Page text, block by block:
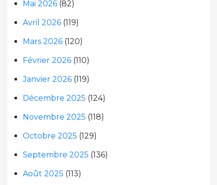
Mai 2026 (82)
Avril 2026 (119)
Mars 2026 (120)
Février 2026 (110)
Janvier 2026 (119)
Décembre 2025 (124)
Novembre 2025 (118)
Octobre 2025 (129)
Septembre 2025 (136)
Août 2025 (113)